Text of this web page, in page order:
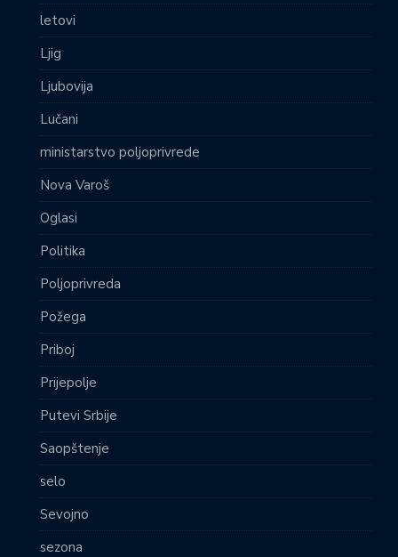
letovi
Ljig
Ljubovija
Lučani
ministarstvo poljoprivrede
Nova Varoš
Oglasi
Politika
Poljoprivreda
Požega
Priboj
Prijepolje
Putevi Srbije
Saopštenje
selo
Sevojno
sezona